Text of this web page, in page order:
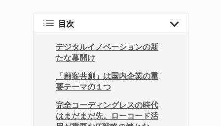
化、業務効率化やDX化を
成功に導くソリューショ
ンまで、幅広い記事を提
供しています。
企業が直面する課題の解
決策として効率的なツー
目次
デジタルイノベーションの新
たな幕開け
「顧客共創」は国内企業の重
要テーマの１つ
完全コーディングレスの時代
はまだまだ先。ローコード活